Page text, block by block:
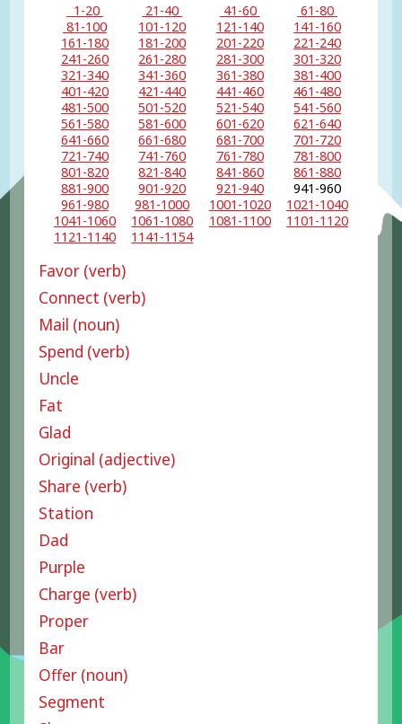
1-20 21-40 41-60
61-80
81-100
101-120 121-140
141-160
161-180
181-200 201-220
221-240
241-260
261-280 281-300
301-320
321-340
341-360 361-380
381-400
401-420
421-440 441-460
461-480
481-500
501-520 521-540
541-560
561-580
581-600 601-620
621-640
641-660
661-680 681-700
701-720
721-740
741-760 761-780
781-800
801-820
821-840 841-860
861-880
881-900
901-920 921-940
941-960
961-980
981-1000 1001-1020
1021-1040
1041-1060
1061-1080 1081-1100
1101-1120
1121-1140
1141-1154
Favor (verb)
Connect (verb)
Mail (noun)
Spend (verb)
Uncle
Fat
Glad
Original (adjective)
Share (verb)
Station
Dad
Purple
Charge (verb)
Proper
Bar
Offer (noun)
Segment